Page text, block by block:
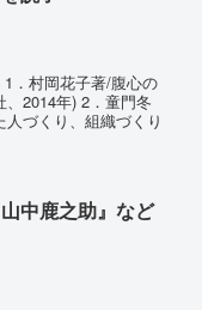
．村岡花子著/腹心の
2014年) 2．童門冬
づくり、組織づくり
中鹿之助』など